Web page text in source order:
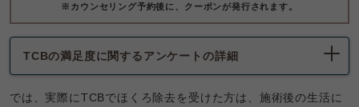
※カウンセリング予約後に、クーポンが発行されます。
TCBの満足度に関するアンケートの詳細
では、実際にTCBでほくろ除去を受けた方は、施術後の生活に